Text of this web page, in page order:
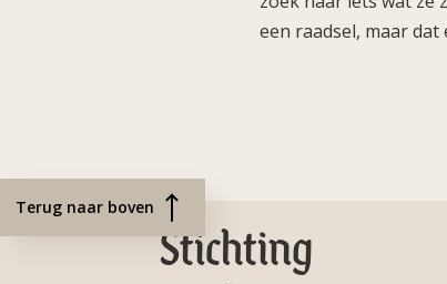
een raadsel, maar
Terug naar boven
Stichting